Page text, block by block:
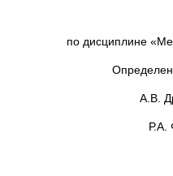
по дисциплине
9ММ1 А.В.
Р.А.